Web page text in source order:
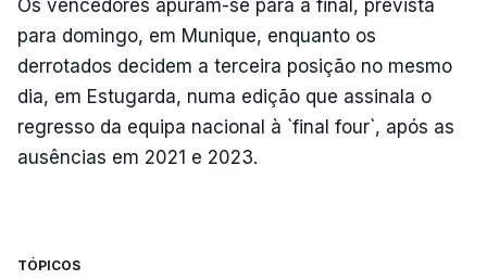
Os vencedores apuram-se para a final, prevista
para domingo, em Munique, enquanto os
derrotados decidem a terceira posição no mesmo
dia, em Estugarda, numa edição que assinala o
regresso da equipa nacional à `final four`, após as
ausências em 2021 e 2023.
TÓPICOS